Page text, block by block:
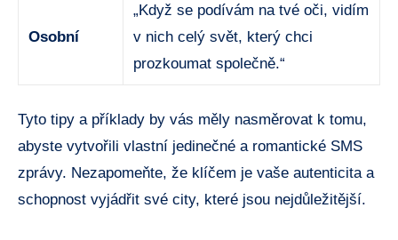
Osobní
„Když se podívám na tvé oči, vidím
v nich celý svět, který chci
prozkoumat společně.“
Tyto tipy a příklady by vás měly nasměrovat k tomu,
abyste vytvořili vlastní jedinečné a romantické SMS
zprávy. Nezapomeňte, že klíčem je vaše autenticita a
schopnost vyjádřit své city, které jsou nejdůležitější.